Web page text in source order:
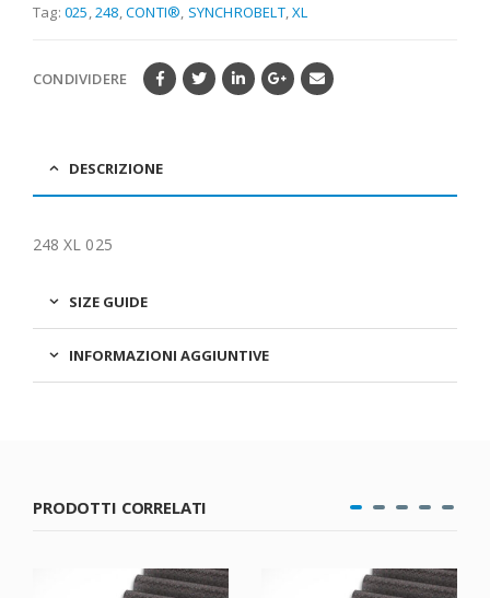
Tag: 025 ,248 ,CONTI® SYNCHROBELT,XL
CONDIVIDERE
DESCRIZIONE
248 XL 025
SIZE GUIDE
INFORMAZIONI AGGIUNTIVE
PRODOTTI CORRELATI